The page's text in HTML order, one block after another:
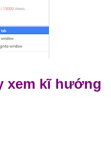
xem kĩ hướng